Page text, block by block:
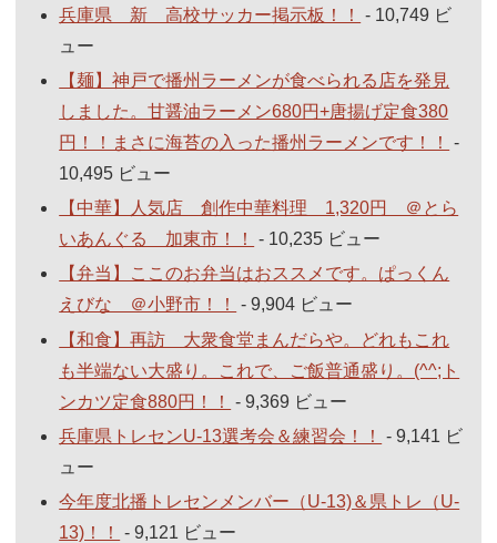
兵庫県 新 高校サッカー掲示板！！
- 10,749 ビ
ュー
【麺】神戸で播州ラーメンが食べられる店を発見
しました。甘醤油ラーメン680円+唐揚げ定食380
円！！まさに海苔の入った播州ラーメンです！！
-
10,495 ビュー
【中華】人気店 創作中華料理 1,320円 ＠とら
いあんぐる 加東市！！
- 10,235 ビュー
【弁当】ここのお弁当はおススメです。ぱっくん
えびな ＠小野市！！
- 9,904 ビュー
【和食】再訪 大衆食堂まんだらや。どれもこれ
も半端ない大盛り。これで、ご飯普通盛り。(^^;ト
ンカツ定食880円！！
- 9,369 ビュー
兵庫県トレセンU-13選考会＆練習会！！
- 9,141 ビ
ュー
今年度北播トレセンメンバー（U-13)＆県トレ（U-
13)！！
- 9,121 ビュー